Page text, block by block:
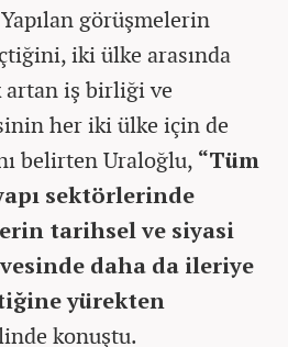
görüşmelerin
iki ülke arasında
artan iş birliği ve
her iki ülke için de
belirten Uraloğlu, “Tüm
sektörlerinde
tarihsel ve siyasi
daha da ileriye
yürekten
konuştu.